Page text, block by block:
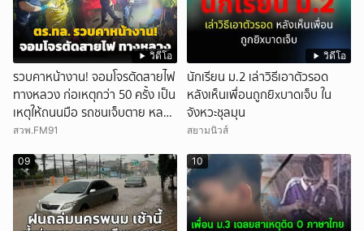
วิดีโอ
รวบคาหน้างาน! จอมโจรตัดสายไฟ
ทางหลวง ก่อเหตุกว่า 50 ครั้ง เป็น
เหตุให้ถนนมือ รถชนเจ็บตาย หลาย
สิบราย เสียหายราว 10 ล้าน
สวพ.FM91
วิดีโอ
นักเรียน ม.2 เล่าวิธีเอาตัวรอด
หลังเห็นเพื่อนถูกยิxบาดเจ็บ ใน
จังหวะชุลมุน
สยามนิวส์
09 10